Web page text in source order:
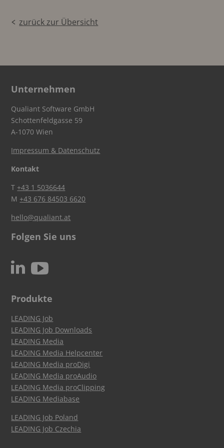
zurück zur Übersicht
Unternehmen
Qualiant Software GmbH
Schottenfeldgasse 59
A-1070 Wien
Impressum & Datenschutz
Kontakt
T+43 1 5036644
M+43 676 84503 6620
hello@qualiant.at
Folgen Sie uns
N c
Produkte
LEADING Job
LEADING Job Downloads
LEADING Media
LEADING Media Helpcenter
LEADING Media proDigi
LEADING Media proAudio
LEADING Media proClipping
LEADING Mediabase
LEADING Job Poland
LEADING Job Czechia